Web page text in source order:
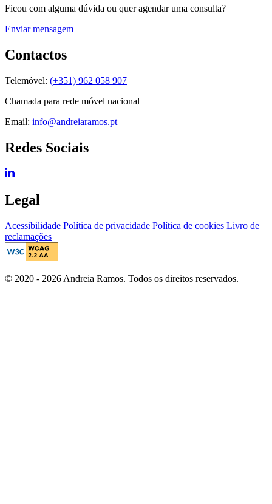
Ficou com alguma dúvida ou quer agendar uma consulta?
Enviar mensagem
Contactos
Telemóvel: (+351) 962 058 907
Chamada para rede móvel nacional
Email: info@andreiaramos.pt
Redes Sociais
Legal
Acessibilidade Política de privacidade Política de cookies Livro de
reclamações
© 2020 - 2026 Andreia Ramos. Todos os direitos reservados.